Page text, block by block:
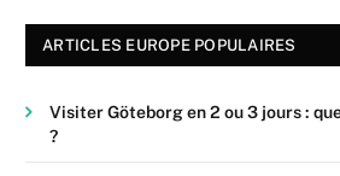
ARTICLES EUROPE POPULAIRES
Visiter Göteborg en 2 ou 3 jours :
?